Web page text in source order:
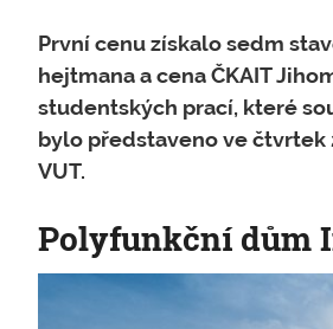
První cenu získalo sedm
hejtmana a cena ČKAIT
studentských prací, které
bylo představeno ve čtvrtek
VUT.
Polyfunkční dům